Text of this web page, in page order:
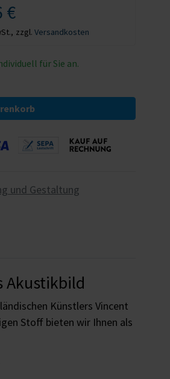
€
zzgl. Versandkosten
für Sie an.
und Gestaltung
Akustikbild
Künstlers Vincent
Stoff bieten wir Ihnen als